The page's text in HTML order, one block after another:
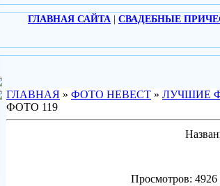
ГЛАВНАЯ САЙТА СВАДЕБНЫЕ
ГЛАВНАЯ » ФОТО НЕВЕСТ » ЛУЧШИЕ
ФОТО 119
Просмотров: 4926